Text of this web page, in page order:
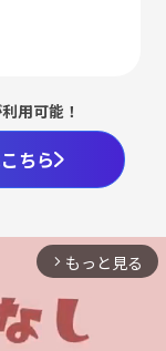
用可能！
ちら
arrow_forward_ios もっと見る